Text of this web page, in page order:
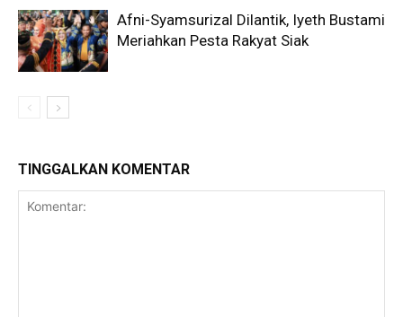
Afni-Syamsurizal Dilantik, Iyeth Bustami
Meriahkan Pesta Rakyat Siak
TINGGALKAN KOMENTAR